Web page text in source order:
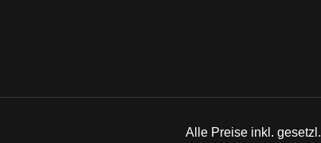
Alle Preise inkl.